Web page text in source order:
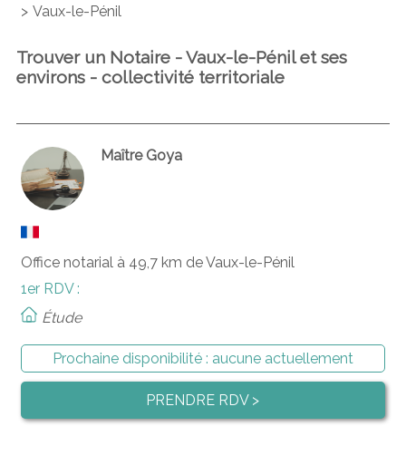
Vaux-le-Pénil
Trouver un Notaire - Vaux-le-Pénil et ses
environs - collectivité territoriale
Maître Goya
Office notarial à 49,7 km de Vaux-le-Pénil
1er RDV :
Étude
Prochaine disponibilité : aucune actuellement
PRENDRE RDV >